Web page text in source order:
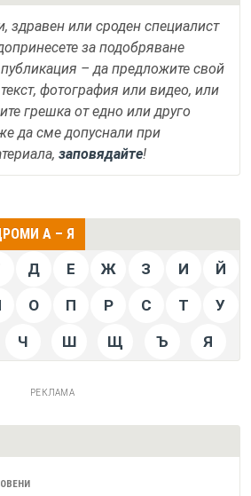
здравен или сроден специалист
за подобряване
публикация – да предложите свой
фотография или видео, или
грешка от едно или друго
да сме допуснали при
заповядайте!
А – Я
Д Е Ж З И Й
О П Р С Т У
Ч Ш Щ Ъ Я
РЕКЛАМА